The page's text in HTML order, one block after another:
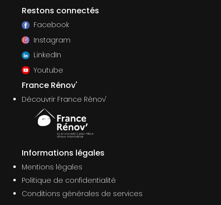
Restons connectés
Facebook
Instagram
LinkedIn
Youtube
France Rénov'
Découvrir France Rénov'
Informations légales
Mentions légales
Politique de confidentialité
Conditions générales de services